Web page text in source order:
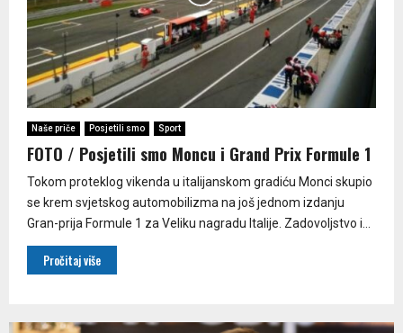
Naše priče Posjetili smo Sport
FOTO / Posjetili smo Moncu i Grand Prix Formule 1
Tokom proteklog vikenda u italijanskom gradiću Monci skupio
se krem svjetskog automobilizma na još jednom izdanju
Gran-prija Formule 1 za Veliku nagradu Italije. Zadovoljstvo i...
Pročitaj više